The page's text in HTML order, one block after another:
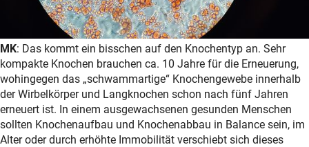
MK: Das kommt ein bisschen auf den Knochentyp an. Sehr
kompakte Knochen brauchen ca. 10 Jahre für die Erneuerung,
wohingegen das „schwammartige“ Knochengewebe innerhalb
der Wirbelkörper und Langknochen schon nach fünf Jahren
erneuert ist. In einem ausgewachsenen gesunden Menschen
sollten Knochenaufbau und Knochenabbau in Balance sein, im
Alter oder durch erhöhte Immobilität verschiebt sich dieses